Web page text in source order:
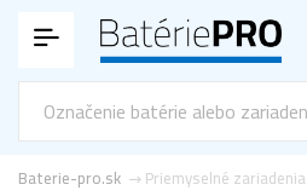
Priemyselné zariadenia
Baterie-pro.sk